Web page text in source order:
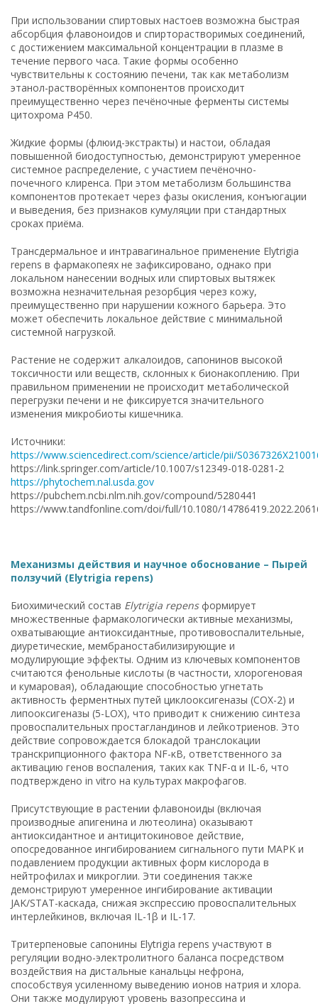
При использовании спиртовых настоев возможна быстрая
абсорбция флавоноидов и спирторастворимых соединений,
с достижением максимальной концентрации в плазме в
течение первого часа. Такие формы особенно
чувствительны к состоянию печени, так как метаболизм
этанол-растворённых компонентов происходит
преимущественно через печёночные ферменты системы
цитохрома P450.
Жидкие формы (флюид-экстракты) и настои, обладая
повышенной биодоступностью, демонстрируют умеренное
системное распределение, с участием печёночно-
почечного клиренса. При этом метаболизм большинства
компонентов протекает через фазы окисления, конъюгации
и выведения, без признаков кумуляции при стандартных
сроках приёма.
Трансдермальное и интравагинальное применение Elytrigia
repens в фармакопеях не зафиксировано, однако при
локальном нанесении водных или спиртовых вытяжек
возможна незначительная резорбция через кожу,
преимущественно при нарушении кожного барьера. Это
может обеспечить локальное действие с минимальной
системной нагрузкой.
Растение не содержит алкалоидов, сапонинов высокой
токсичности или веществ, склонных к бионакоплению. При
правильном применении не происходит метаболической
перегрузки печени и не фиксируется значительного
изменения микробиоты кишечника.
Источники:
https://www.sciencedirect.com/science/article/pii/
https://link.springer.com/article/10.1007/s12349-018-0281-2
https://phytochem.nal.usda.gov
https://pubchem.ncbi.nlm.nih.gov/compound/5280441
https://www.tandfonline.com/doi/full/10.1080/
Механизмы действия и научное обоснование – Пырей
ползучий (Elytrigia repens)
Биохимический состав Elytrigia repensформирует
множественные фармакологически активные механизмы,
охватывающие антиоксидантные, противовоспалительные,
диуретические, мембраностабилизирующие и
модулирующие эффекты. Одним из ключевых компонентов
считаются фенольные кислоты (в частности, хлорогеновая
и кумаровая), обладающие способностью угнетать
активность ферментных путей циклооксигеназы (COX-2) и
липооксигеназы (5-LOX), что приводит к снижению синтеза
провоспалительных простагландинов и лейкотриенов. Это
действие сопровождается блокадой транслокации
транскрипционного фактора NF-κB, ответственного за
активацию генов воспаления, таких как TNF-α и IL-6, что
подтверждено in vitro на культурах макрофагов.
Присутствующие в растении флавоноиды (включая
производные апигенина и лютеолина) оказывают
антиоксидантное и антицитокиновое действие,
опосредованное ингибированием сигнального пути MAPK и
подавлением продукции активных форм кислорода в
нейтрофилах и микроглии. Эти соединения также
демонстрируют умеренное ингибирование активации
JAK/STAT-каскада, снижая экспрессию провоспалительных
интерлейкинов, включая IL-1β и IL-17.
Тритерпеновые сапонины Elytrigia repens участвуют в
регуляции водно-электролитного баланса посредством
воздействия на дистальные канальцы нефрона,
способствуя усиленному выведению ионов натрия и хлора.
Они также модулируют уровень вазопрессина и